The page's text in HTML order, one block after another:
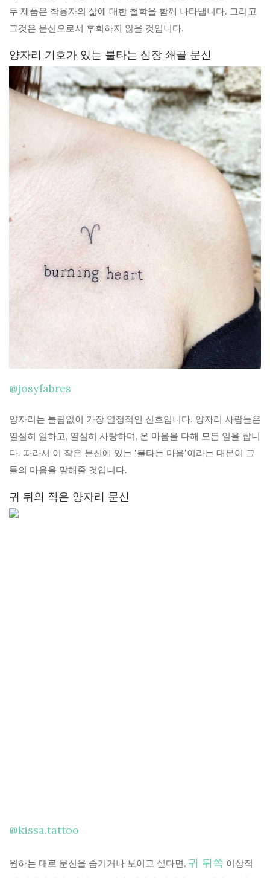
두 제품은 착용자의 삶에 대한 철학을 함께 나타냅니다. 그리고
그것은 문신으로서 후회하지 않을 것입니다.
양자리 기호가 있는 불타는 심장 쇄골 문신
@josyfabres
양자리는 틀림없이 가장 열정적인 신호입니다. 양자리 사람들은
열심히 일하고, 열심히 사랑하며, 온 마음을 다해 모든 일을 합니
다. 따라서 이 작은 문신에 있는 '불타는 마음'이라는 대본이 그
들의 마음을 말해줄 것입니다.
귀 뒤의 작은 양자리 문신
@kissa.tattoo
원하는 대로 문신을 숨기거나 보이고 싶다면, 귀 뒤쪽 이상적